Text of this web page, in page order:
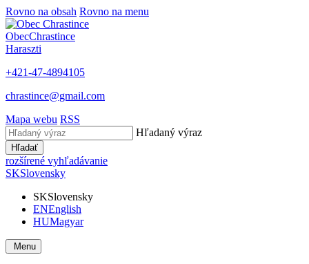
Rovno na obsah Rovno na menu
ObecChrastince
Haraszti
+421-47-4894105
chrastince@gmail.com
Mapa webu RSS
Hľadaný výraz
Hľadať
rozšírené vyhľadávanie
SKSlovensky
SKSlovensky
ENEnglish
HUMagyar
Menu